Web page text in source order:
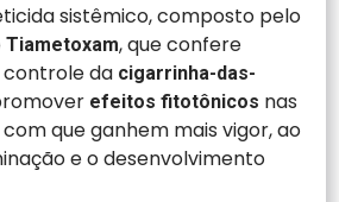
sistêmico, composto pelo
Tiametoxam, que confere
da cigarrinha-das-
efeitos fitotônicos nas
que ganhem mais vigor, ao
e o desenvolvimento